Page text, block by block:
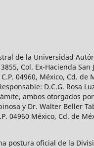
de la Universidad
Col. Ex-Hacienda San
04960, México, Cd. de
D.C.G. Rosa
ambos otorgados
y Dr. Walter Beller
04960 México, Cd. de
postura oficial de la